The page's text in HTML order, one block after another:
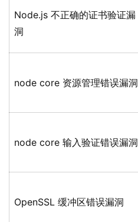
Node.js 不正确的证书验证漏
洞
node core 资源管理错误漏洞
node core 输入验证错误漏洞
OpenSSL 缓冲区错误漏洞